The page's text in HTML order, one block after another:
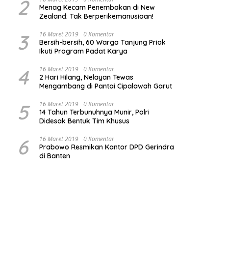
2
Menag Kecam Penembakan di New
Zealand: Tak Berperikemanusiaan!
3 16 Maret 2019 0 Komentar
Bersih-bersih, 60 Warga Tanjung Priok
Ikuti Program Padat Karya
4 16 Maret 2019 0 Komentar
2 Hari Hilang, Nelayan Tewas
Mengambang di Pantai Cipalawah Garut
5 16 Maret 2019 0 Komentar
14 Tahun Terbunuhnya Munir, Polri
Didesak Bentuk Tim Khusus
6 16 Maret 2019 0 Komentar
Prabowo Resmikan Kantor DPD Gerindra
di Banten